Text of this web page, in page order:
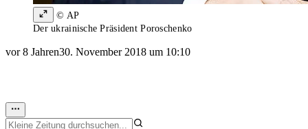
© AP
Der ukrainische Präsident Poroschenko
vor 8 Jahren30. November 2018 um 10:10